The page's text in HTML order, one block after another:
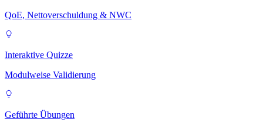
QoE, Nettoverschuldung & NWC
Interaktive Quizze
Modulweise Validierung
Geführte Übungen